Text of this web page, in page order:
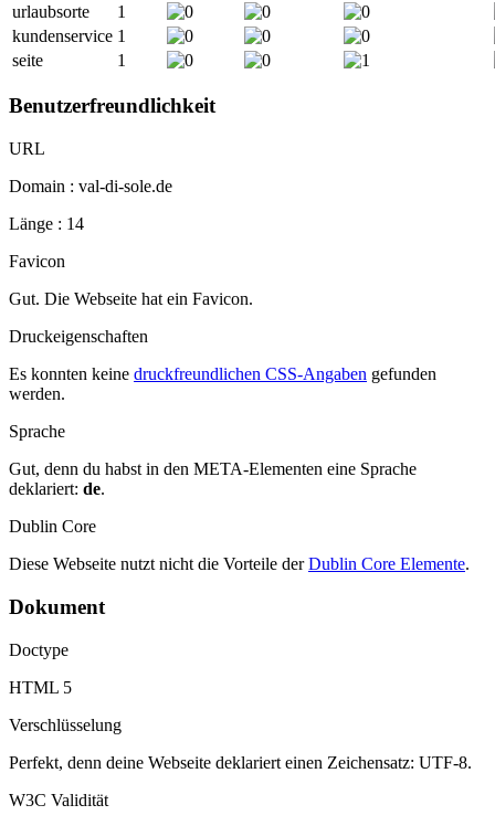
urlaubsorte
1
kundenservice 1
seite
1
Benutzerfreundlichkeit
URL
Domain : val-di-sole.de
Länge : 14
Favicon
Gut. Die Webseite hat ein Favicon.
Druckeigenschaften
Es konnten keine druckfreundlichen CSS-Angaben gefunden
werden.
Sprache
Gut, denn du habst in den META-Elementen eine Sprache
deklariert: de.
Dublin Core
Diese Webseite nutzt nicht die Vorteile derDublin Core Elemente.
Dokument
Doctype
HTML 5
Verschlüsselung
Perfekt, denn deine Webseite deklariert einen Zeichensatz: UTF-8.
W3C Validität